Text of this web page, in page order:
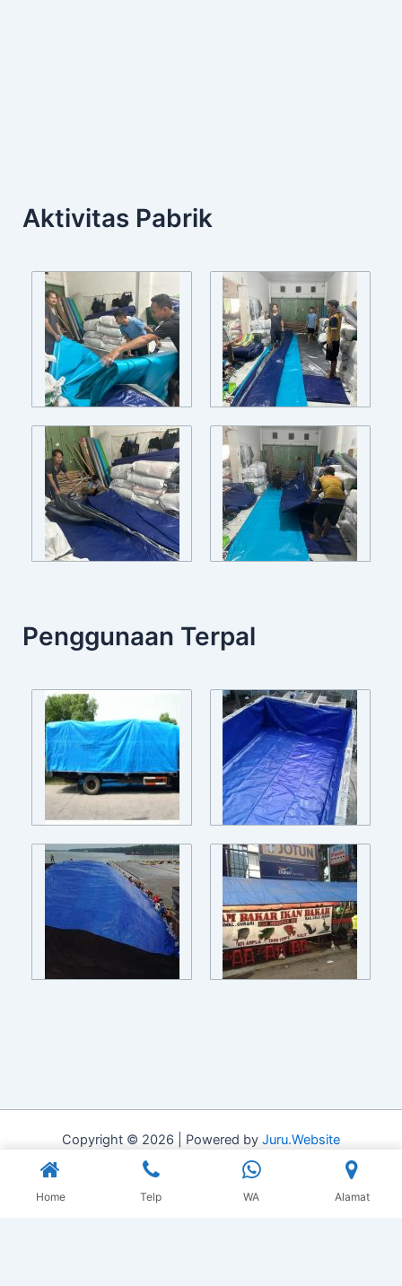
Aktivitas Pabrik
Penggunaan Terpal
Copyright © 2026 | Powered by Juru.Website
Home Telp WA Alamat